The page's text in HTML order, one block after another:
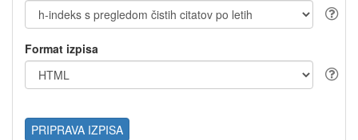
Format izpisa
PRIPRAVA IZPISA